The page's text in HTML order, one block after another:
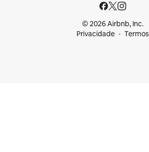
© 2026 Airbnb, Inc.
Privacidade
Termos